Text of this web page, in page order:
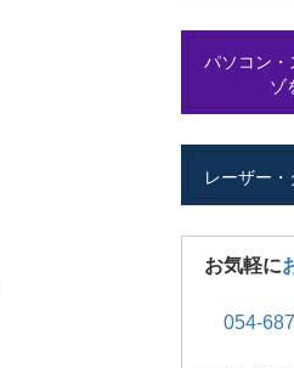
パソコン・
ゾ
レーザー
お気軽に
054-